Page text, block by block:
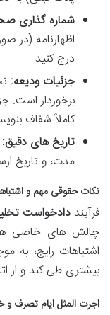
شماره گذاری
اظهارنامه (در
درج کنید.
جزئیات ودیعه:
برخوردار است.
کاملاً شفاف
تاریخ های دقیق:
مدت، و تاریخ
نکات حقوقی مهم و
فرآینددادخواست
چالش های خاصی
اشتباهات رایج، به
بیشتری طی کند و از
اجرت المثل ایام تصرف و